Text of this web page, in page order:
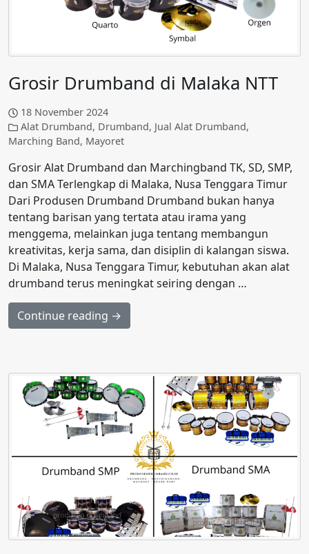
Grosir Drumband di Malaka NTT
18 November 2024
Alat Drumband, Drumband, Jual Alat Drumband,
Marching Band, Mayoret
Grosir Alat Drumband dan Marchingband TK, SD, SMP,
dan SMA Terlengkap di Malaka, Nusa Tenggara Timur
Dari Produsen Drumband Drumband bukan hanya
tentang barisan yang tertata atau irama yang
menggema, melainkan juga tentang membangun
kreativitas, kerja sama, dan disiplin di kalangan siswa.
Di Malaka, Nusa Tenggara Timur, kebutuhan akan alat
drumband terus meningkat seiring dengan …
Continue reading →